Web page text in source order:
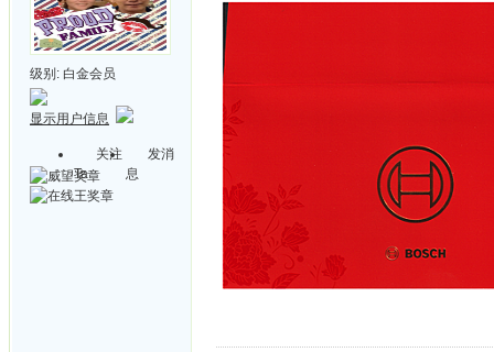
级别: 白金会员
显示用户信息
关注
Ta
发消
息